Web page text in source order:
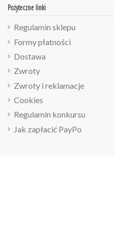
Pożyteczne linki
Regulamin sklepu
Formy płatności
Dostawa
Zwroty
Zwroty i reklamacje
Cookies
Regulamin konkursu
Jak zapłacić PayPo